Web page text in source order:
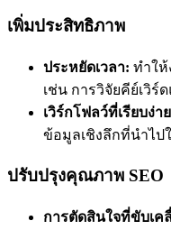
เพิ่มประสิทธิภาพ
ประหยัดเวลา: ทำให้
เช่น การวิจัยคีย์เวิร์
เวิร์กโฟลว์ที่เรียบง่า
ข้อมูลเชิงลึกที่นำไป
ปรับปรุงคุณภาพ SEO
การตัดสินใจที่ขับเค